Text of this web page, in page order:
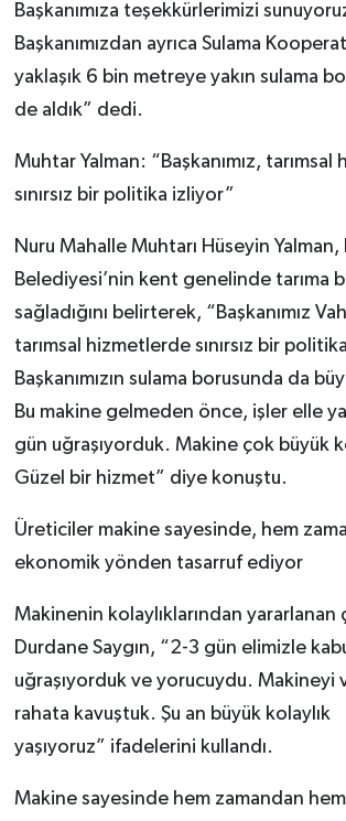
Başkanımıza teşekkürlerimizi
Başkanımızdan ayrıca Sulama
yaklaşık 6 bin metreye yakın sulama
de aldık” dedi.
Muhtar Yalman: “Başkanımız,
sınırsız bir politika izliyor”
Nuru Mahalle Muhtarı Hüseyin Yalman,
Belediyesi’nin kent genelinde tarıma
sağladığını belirterek, “Başkanımız
tarımsal hizmetlerde sınırsız bir
Başkanımızın sulama borusunda da
Bu makine gelmeden önce, işler elle
gün uğraşıyorduk. Makine çok büyük
Güzel bir hizmet” diye konuştu.
Üreticiler makine sayesinde, hem
ekonomik yönden tasarruf ediyor
Makinenin kolaylıklarından
Durdane Saygın, “2-3 gün elimizle
uğraşıyorduk ve yorucuydu. Makineyi
rahata kavuştuk. Şu an büyük kolaylık
yaşıyoruz” ifadelerini kullandı.
Makine sayesinde hem zamandan